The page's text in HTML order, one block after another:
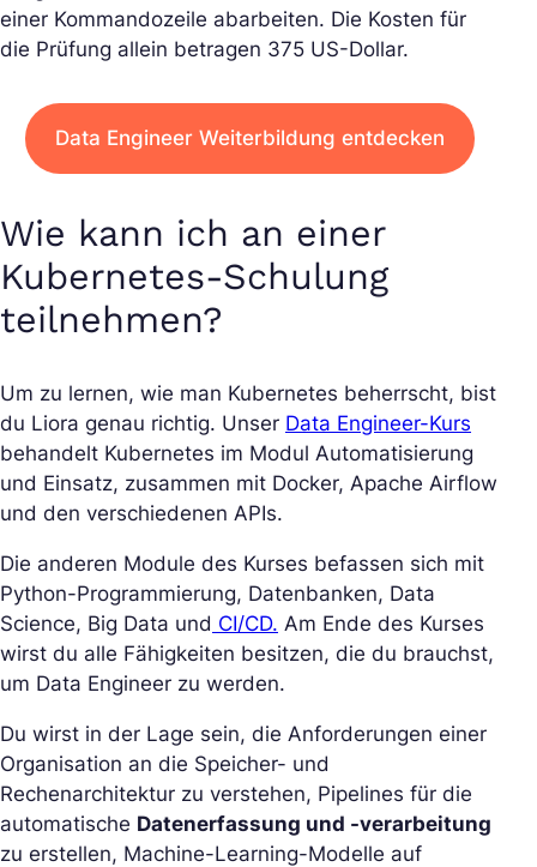
einer Kommandozeile abarbeiten. Die Kosten für
die Prüfung allein betragen 375 US-Dollar.
Data Engineer Weiterbildung entdecken
Wie kann ich an einer
Kubernetes-Schulung
teilnehmen?
Um zu lernen, wie man Kubernetes beherrscht, bist
du Liora genau richtig. Unser Data Engineer-Kurs
behandelt Kubernetes im Modul Automatisierung
und Einsatz, zusammen mit Docker, Apache Airflow
und den verschiedenen APIs.
Die anderen Module des Kurses befassen sich mit
Python-Programmierung, Datenbanken, Data
Science, Big Data und CI/CD. Am Ende des Kurses
wirst du alle Fähigkeiten besitzen, die du brauchst,
um Data Engineer zu werden.
Du wirst in der Lage sein, die Anforderungen einer
Organisation an die Speicher- und
Rechenarchitektur zu verstehen, Pipelines für die
automatische Datenerfassung und -verarbeitung
zu erstellen, Machine-Learning-Modelle auf